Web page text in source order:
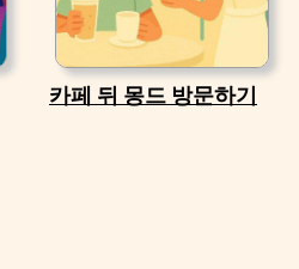
카페 뒤 몽드 방문하기